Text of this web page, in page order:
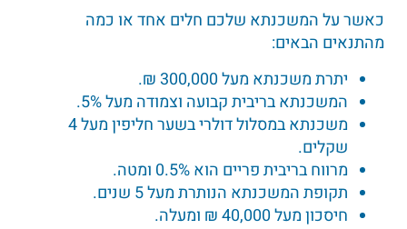
כאשר על המשכנתא שלכם חלים אחד או כמה
מהתנאים הבאים:
יתרת משכנתא מעל 300,000 ₪.
המשכנתא בריבית קבועה וצמודה מעל 5%.
משכנתא במסלול דולרי בשער חליפין מעל 4
שקלים.
מרווח בריבית פריים הוא 0.5% ומטה.
תקופת המשכנתא הנותרת מעל 5 שנים.
חיסכון מעל 40,000 ₪ ומעלה.